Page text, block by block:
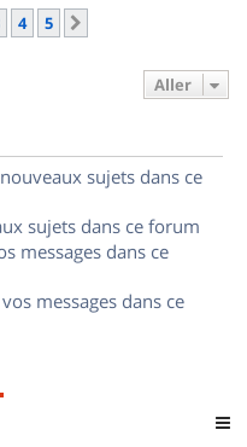
4 5
Aller
sujets dans ce
sujets dans ce forum
messages dans ce
messages dans ce